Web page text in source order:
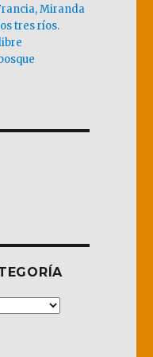
Miranda
tres ríos.